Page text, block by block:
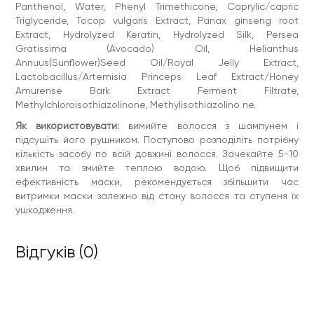
Panthenol, Water, Phenyl Trimethicone, Caprylic/capric
Triglyceride, Tocop vulgaris Extract, Panax ginseng root
Extract, Hydrolyzed Keratin, Hydrolyzed Silk, Persea
Gratissima (Avocado) Oil, Helianthus
Annuus(Sunflower)Seed Oil/Royal Jelly Extract,
Lactobacillus/Artemisia Princeps Leaf Extract/Honey
Amurense Bark Extract Ferment Filtrate,
Methylchloroisothiazolinone, Methylisothiazolino ne.
Як використовувати: вимийте волосся з шампунем і
підсушіть його рушником. Поступово розподіліть потрібну
кількість засобу по всій довжині волосся. Зачекайте 5-10
хвилин та змийте теплою водою. Щоб підвищити
ефективність маски, рекомендується збільшити час
витримки маски залежно від стану волосся та ступеня їх
ушкодження.
Відгуків (0)